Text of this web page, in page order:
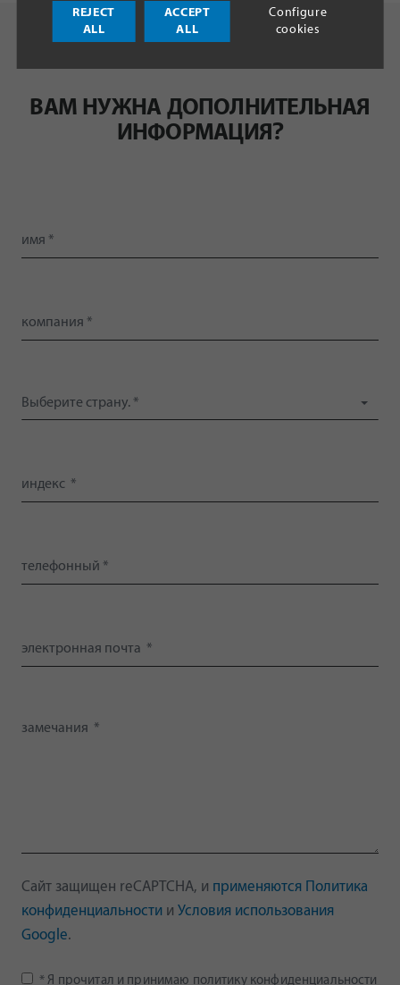
ВАМ НУЖНА ДОПОЛНИТЕЛЬНАЯ
ИНФОРМАЦИЯ?
Выберите страну. *
Сайт защищен reCAPTCHA, и применяются Политика
конфиденциальности и Условия использования
Google.
* Я прочитал и принимаю политику конфиденциальности
REJECT
ALL
ACCEPT
ALL
Configure
cookies